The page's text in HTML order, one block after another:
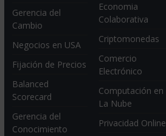
Gerencia del
Cambio
Negocios en USA
Fijación de Precios
Balanced
Scorecard
Gerencia del
Conocimiento
Economia
Colaborativa
Criptomonedas
Comercio
Electrónico
Computación en
La Nube
Privacidad Online